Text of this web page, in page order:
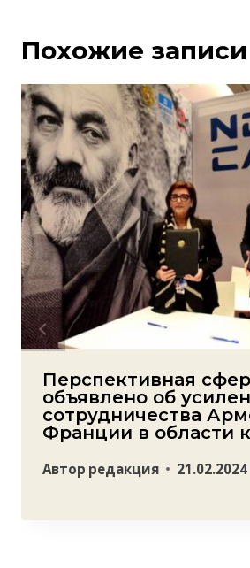
Похожие записи
Перспективная
объявлено об
сотрудничества
Франции в области
Автор редакция 21.02.2024